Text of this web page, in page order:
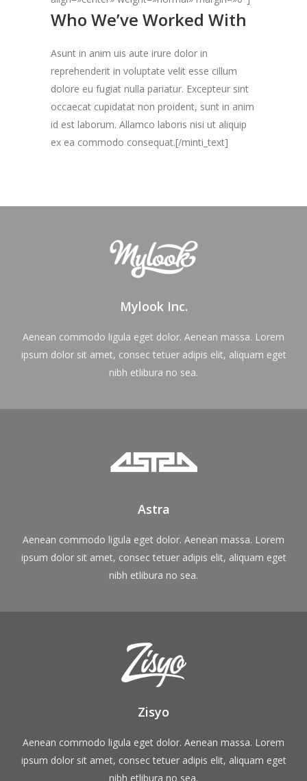
Who We’ve Worked With
Asunt in anim uis aute irure dolor in
reprehenderit in voluptate velit esse cillum
dolore eu fugiat nulla pariatur. Excepteur sint
occaecat cupidatat non proident, sunt in anim
id est laborum. Allamco laboris nisi ut aliquip
ex ea commodo consequat.[/minti_text]
Mylook Inc.
Aenean commodo ligula eget dolor. Aenean massa. Lorem
ipsum dolor sit amet, consec tetuer adipis elit, aliquam eget
nibh etlibura no sea.
Astra
Aenean commodo ligula eget dolor. Aenean massa. Lorem
ipsum dolor sit amet, consec tetuer adipis elit, aliquam eget
nibh etlibura no sea.
Zisyo
Aenean commodo ligula eget dolor. Aenean massa. Lorem
ipsum dolor sit amet, consec tetuer adipis elit, aliquam eget
nibh etlibura no sea.